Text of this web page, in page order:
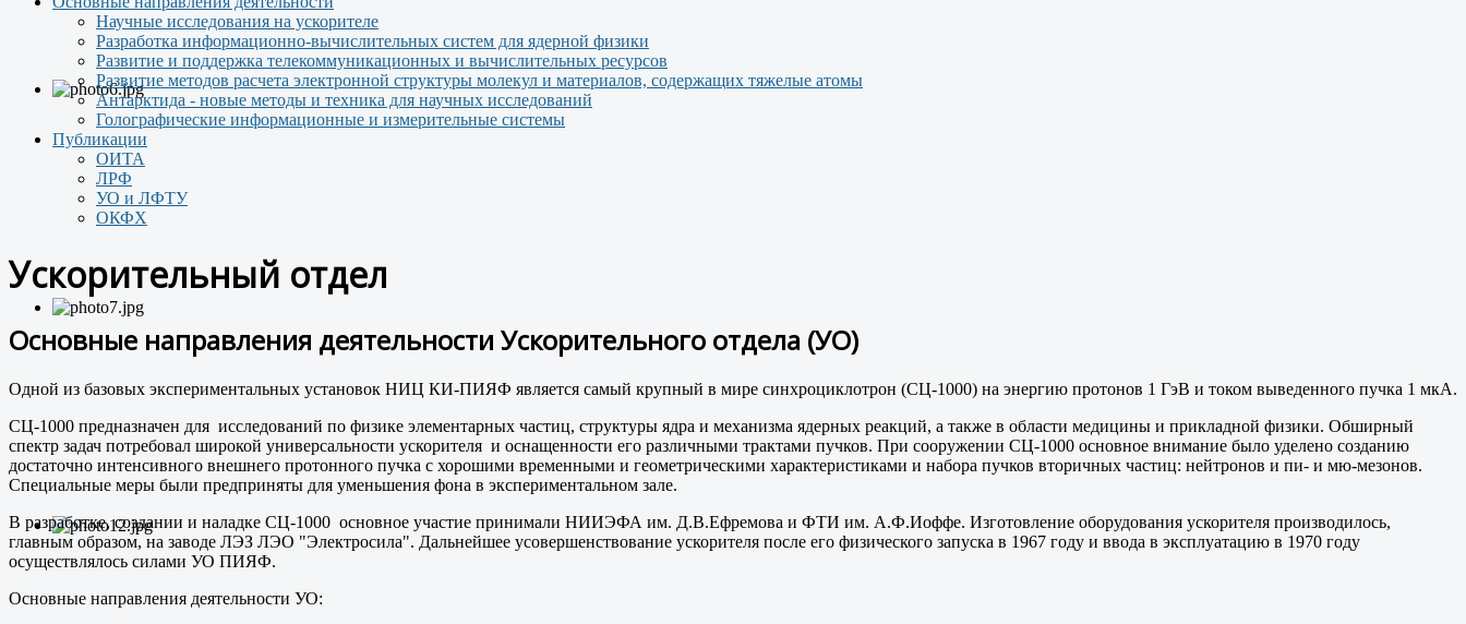
Научные исследования на ускорителе
Разработка информационно-вычислительных систем для ядерной физики
Развитие и поддержка телекоммуникационных и вычислительных ресурсов
Развитие методов расчета электронной структуры молекул и материалов, содержащих тяжелые атомы
Антарктида - новые методы и техника для научных исследований
Голографические информационные и измерительные системы
Публикации
ОИТА
ЛРФ
УО и ЛФТУ
ОКФХ
Ускорительный отдел
Основные направления деятельности Ускорительного отдела (УО)
Одной из базовых экспериментальных установок НИЦ КИ-ПИЯФ является самый крупный в мире синхроциклотрон (СЦ-1000) на энергию протонов 1 ГэВ и током выведенного пучка 1 мкА.
СЦ-1000 предназначен для исследований по физике элементарных частиц, структуры ядра и механизма ядерных реакций, а также в области медицины и прикладной физики. Обширный
спектр задач потребовал широкой универсальности ускорителя и оснащенности его различными трактами пучков. При сооружении СЦ-1000 основное внимание было уделено созданию
достаточно интенсивного внешнего протонного пучка с хорошими временными и геометрическими характеристиками и набора пучков вторичных частиц: нейтронов и пи- и мю-мезонов.
Специальные меры были предприняты для уменьшения фона в экспериментальном зале.
В разработке, создании и наладке СЦ-1000 основное участие принимали НИИЭФА им. Д.В.Ефремова и ФТИ им. А.Ф.Иоффе. Изготовление оборудования ускорителя производилось,
главным образом, на заводе ЛЭЗ ЛЭО "Электросила". Дальнейшее усовершенствование ускорителя после его физического запуска в 1967 году и ввода в эксплуатацию в 1970 году
осуществлялось силами УО ПИЯФ.
Основные направления деятельности УО: